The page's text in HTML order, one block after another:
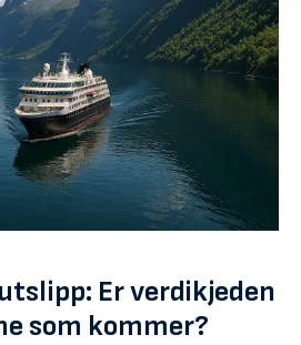
Er verdikjeden
som kommer?